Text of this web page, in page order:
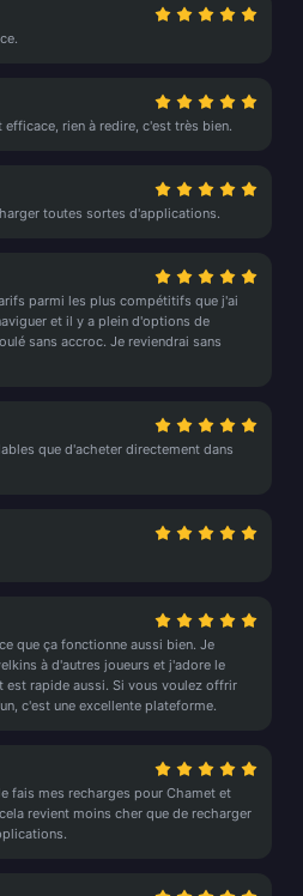
rien à redire, c'est très bien.
toutes sortes d'applications.
parmi les plus compétitifs que j'ai
et il y a plein d'options de
sans accroc. Je reviendrai sans
que d'acheter directement dans
que ça fonctionne aussi bien. Je
à d'autres joueurs et j'adore le
est rapide aussi. Si vous voulez offrir
c'est une excellente plateforme.
fais mes recharges pour Chamet et
revient moins cher que de recharger